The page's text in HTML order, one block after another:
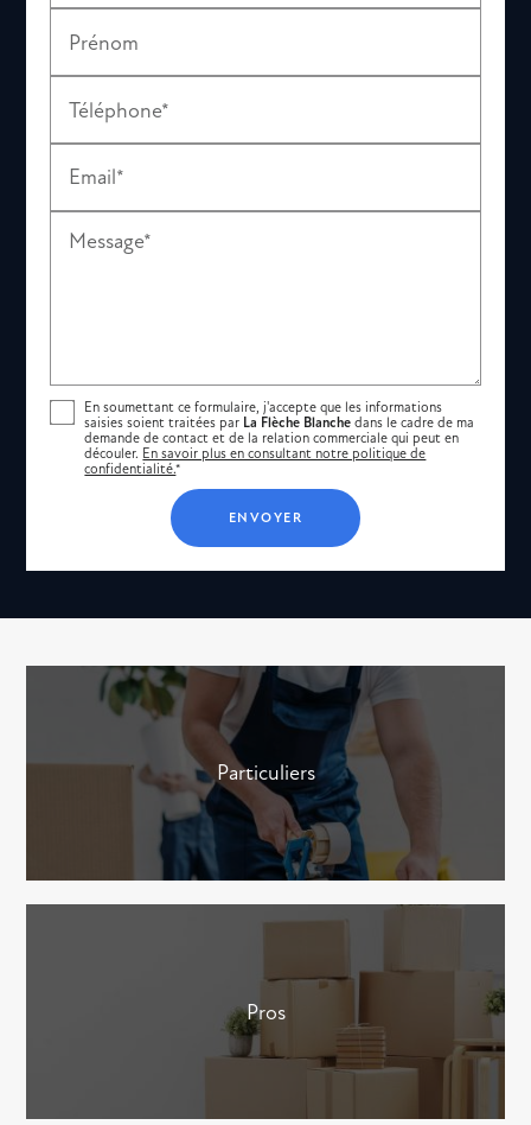
Prénom
Téléphone*
Email*
Message*
En soumettant ce formulaire, j'accepte que les informations
saisies soient traitées par La Flèche Blanche dans le cadre de ma
demande de contact et de la relation commerciale qui peut en
découler. En savoir plus en consultant notre politique de
confidentialité.*
Particuliers
Pros